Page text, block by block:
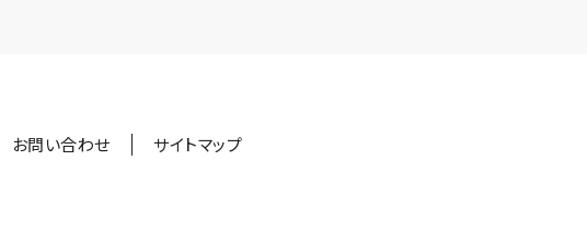
お問い合わせ サイトマップ